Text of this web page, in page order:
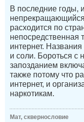
В последние годы,
непрекращающийся
расходится по
непосредственная
интернет.
и соли. Бороться с
запозданием
также потому что
интернет, и
наркотикам.
Мат, сквернословие